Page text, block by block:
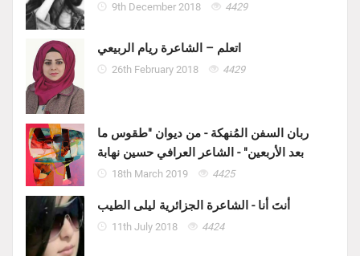
9th December 2018 4429
اتعلم – الشاعرة ريام الربيعي
26th February 2018 4429
ربان السفن المُنهكة - من ديوان "طقوس ما
بعد الأربعين" - الشاعر العرافي حسين نهابة
18th March 2019 4425
أنتَ أنا - الشاعرة الجزائرية ليلى الطيب
11th July 2018 4424